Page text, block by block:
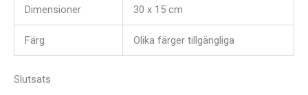
Dimensioner 30 x 15 cm
Färg Olika färger tillgängliga
Slutsats